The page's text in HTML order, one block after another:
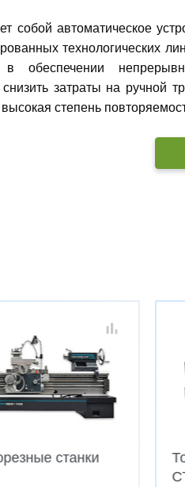
собой автоматическое
технологических
в обеспечении
снизить затраты на ручной
высокая степень
станки